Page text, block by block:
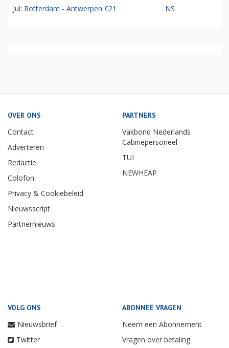
Jul: Rotterdam - Antwerpen €21 NS
OVER ONS
Contact
Adverteren
Redactie
Colofon
Privacy & Cookiebeleid
Nieuwsscript
Partnernieuws
PARTNERS
Vakbond Nederlands
Cabinepersoneel
TUI
NEWHEAP
VOLG ONS
Nieuwsbrief
Twitter
ABONNEE VRAGEN
Neem een Abonnement
Vragen over betaling